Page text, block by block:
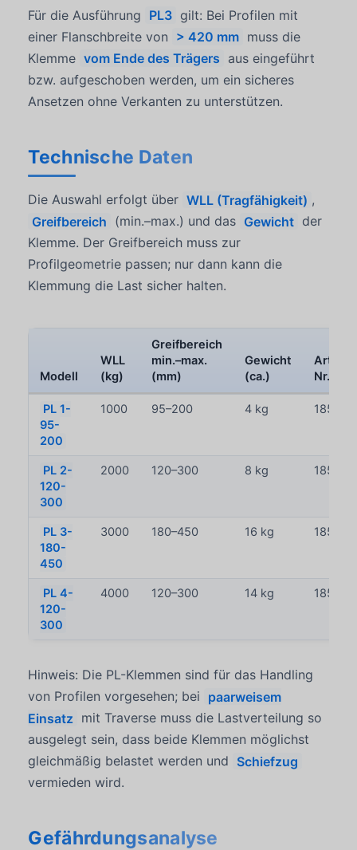
Für die Ausführung PL3 gilt: Bei Profilen mit
einer Flanschbreite von > 420 mm muss die
Klemme vom Ende des Trägers aus eingeführt
bzw. aufgeschoben werden, um ein sicheres
Ansetzen ohne Verkanten zu unterstützen.
Technische Daten
Die Auswahl erfolgt über WLL (Tragfähigkeit) ,
Greifbereich (min.–max.) und das Gewicht der
Klemme. Der Greifbereich muss zur
Profilgeometrie passen; nur dann kann die
Klemmung die Last sicher halten.
Modell
WLL
(kg)
Greifbereich
min.–max.
(mm)
Gewicht
(ca.)
Nr.
PL 1-
95-
200
1000 95–200 4 kg 185328
PL 2-
120-
300
2000 120–300 8 kg 185338
PL 3-
180-
450
3000 180–450 16 kg 185348
PL 4-
120-
300
4000 120–300 14 kg 185358
Hinweis: Die PL-Klemmen sind für das Handling
von Profilen vorgesehen; bei paarweisem
Einsatz mit Traverse muss die Lastverteilung so
ausgelegt sein, dass beide Klemmen möglichst
gleichmäßig belastet werden und Schiefzug
vermieden wird.
Gefährdungsanalyse